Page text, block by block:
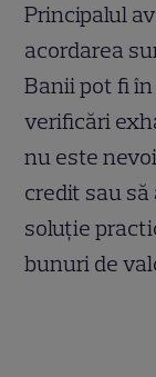
Principalul
acordarea
Banii pot fi
verificări
nu este
credit sau
soluție
bunuri de